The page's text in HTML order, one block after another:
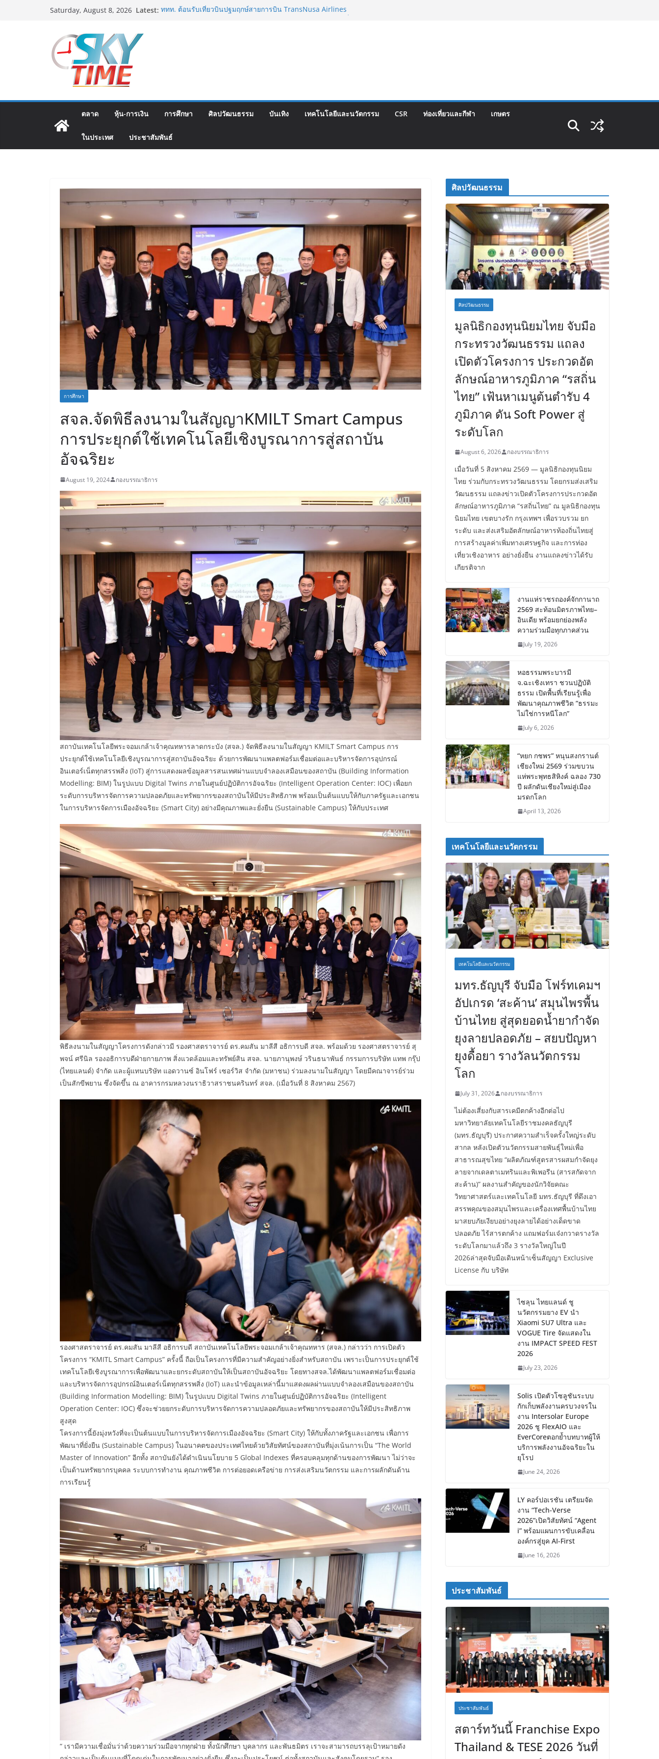
Saturday, August 8, 2026 Latest: ททท. ต้อนรับเที่ยวบินปฐมฤกษ์สายการบิน TransNusa Airlines
นริส”แนะเพิ่มไฟท์แฟ็กซ์ เว็บรับรองสถิติมวย หลัง บล็อกเล็ก ผิด
พลาด
ททท. เดินหน้ารุกตลาด Corporate Travel ดึงเอเย่นต์กว่า 52
สู่จุดหมายปลายทางคุณภาพ
ตลาด หุ้น-การเงิน การศึกษา ศิลปวัฒนธรรม บันเทิง เทคโนโลยีและนวัตกรรม CSR ท่องเที่ยวและกีฬา เกษตร
ในประเทศ ประชาสัมพันธ์
การศึกษา
สจล.จัดพิธีลงนามในสัญญาKMILT Smart Campus
การประยุกต์ใช้เทคโนโลยีเชิงบูรณาการสู่สถาบัน
อัจฉริยะ
August 19, 2024 กองบรรณาธิการ
สถาบันเทคโนโลยีพระจอมเกล้าเจ้าคุณทหารลาดกระบัง (สจล.) จัดพิธีลงนามในสัญญา KMILT Smart Campus การ
ประยุกต์ใช้เทคโนโลยีเชิงบูรณาการสู่สถาบันอัจฉริยะ ด้วยการพัฒนาแพลตฟอร์มเชื่อมต่อและบริหารจัดการอุปกรณ์
อินเตอร์เน็ตทุกสรรพสิ่ง (IoT) สู่การแสดงผลข้อมูลสารสนเทศผ่านแบบจำลองเสมือนของสถาบัน (Building Information
Modelling: BIM) ในรูปแบบ Digital Twins ภายในศูนย์ปฏิบัติการอัจฉริยะ (Intelligent Operation Center: IOC) เพื่อยก
ระดับการบริหารจัดการความปลอดภัยและทรัพยากรของสถาบันให้มีประสิทธิภาพ พร้อมเป็นต้นแบบให้กับภาครัฐและเอกชน
ในการบริหารจัดการเมืองอัจฉริยะ (Smart City) อย่างมีคุณภาพและยั่งยืน (Sustainable Campus) ให้กับประเทศ
พิธีลงนามในสัญญาโครงการดังกล่าวมี รองศาสตราจารย์ ดร.คมสัน มาลีสี อธิการบดี สจล. พร้อมด้วย รองศาสตราจารย์ สุ
พจน์ ศรีนิล รองอธิการบดีฝ่ายกายภาพ สิ่งแวดล้อมและทรัพย์สิน สจล. นายภานุพงษ์ วรินธนาพันธ์ กรรมการบริษัท แทพ กรุ๊ป
(ไทยแลนด์) จำกัด และผู้แทนบริษัท แอดวานซ์ อินโฟร์ เซอร์วิส จำกัด (มหาชน) ร่วมลงนามในสัญญา โดยมีคณาจารย์ร่วม
เป็นสักขีพยาน ซึ่งจัดขึ้น ณ อาคารกรมหลวงนราธิวาสราชนครินทร์ สจล. (เมื่อวันที่ 8 สิงหาคม 2567)
รองศาสตราจารย์ ดร.คมสัน มาลีสี อธิการบดี สถาบันเทคโนโลยีพระจอมเกล้าเจ้าคุณทหาร (สจล.) กล่าวว่า การเปิดตัว
โครงการ “KMITL Smart Campus” ครั้งนี้ ถือเป็นโครงการที่มีความสำคัญอย่างยิ่งสำหรับสถาบัน เพราะเป็นการประยุกต์ใช้
เทคโนโลยีเชิงบูรณาการเพื่อพัฒนาและยกระดับสถาบันให้เป็นสถาบันอัจฉริยะ โดยทางสจล.ได้พัฒนาแพลตฟอร์มเชื่อมต่อ
และบริหารจัดการอุปกรณ์อินเตอร์เน็ตทุกสรรพสิ่ง (IoT) และนำข้อมูลเหล่านี้มาแสดงผลผ่านแบบจำลองเสมือนของสถาบัน
(Building Information Modelling: BIM) ในรูปแบบ Digital Twins ภายในศูนย์ปฏิบัติการอัจฉริยะ (Intelligent
Operation Center: IOC) ซึ่งจะช่วยยกระดับการบริหารจัดการความปลอดภัยและทรัพยากรของสถาบันให้มีประสิทธิภาพ
สูงสุด
โครงการนี้ยังมุ่งหวังที่จะเป็นต้นแบบในการบริหารจัดการเมืองอัจฉริยะ (Smart City) ให้กับทั้งภาครัฐและเอกชน เพื่อการ
พัฒนาที่ยั่งยืน (Sustainable Campus) ในอนาคตของประเทศไทยด้วยวิสัยทัศน์ของสถาบันที่มุ่งเน้นการเป็น “The World
Master of Innovation” อีกทั้ง สถาบันยังได้ดำเนินนโยบาย 5 Global Indexes ที่ครอบคลุมทุกด้านของการพัฒนา ไม่ว่าจะ
เป็นด้านทรัพยากรบุคคล ระบบการทำงาน คุณภาพชีวิต การต่อยอดเครือข่าย การส่งเสริมนวัตกรรม และการผลักดันด้าน
การเรียนรู้
“ เรามีความเชื่อมั่นว่าด้วยความร่วมมือจากทุกฝ่าย ทั้งนักศึกษา บุคลากร และพันธมิตร เราจะสามารถบรรลุเป้าหมายดัง
ศิลปวัฒนธรรม
ศิลปวัฒนธรรม
มูลนิธิกองทุนนิยมไทย จับมือ
กระทรวงวัฒนธรรม แถลง
เปิดตัวโครงการ ประกวดอัต
ลักษณ์อาหารภูมิภาค “รสถิ่น
ไทย” เฟ้นหาเมนูต้นตำรับ 4
ภูมิภาค ดัน Soft Power สู่
ระดับโลก
August 6, 2026 กองบรรณาธิการ
เมื่อวันที่ 5 สิงหาคม 2569 — มูลนิธิกองทุนนิยม
ไทย ร่วมกับกระทรวงวัฒนธรรม โดยกรมส่งเสริม
วัฒนธรรม แถลงข่าวเปิดตัวโครงการประกวดอัต
ลักษณ์อาหารภูมิภาค “รสถิ่นไทย” ณ มูลนิธิกองทุน
นิยมไทย เขตบางรัก กรุงเทพฯ เพื่อรวบรวม ยก
ระดับ และส่งเสริมอัตลักษณ์อาหารท้องถิ่นไทยสู่
การสร้างมูลค่าเพิ่มทางเศรษฐกิจ และการท่อง
เที่ยวเชิงอาหาร อย่างยั่งยืน งานแถลงข่าวได้รับ
เกียรติจาก
งานแห่ราชรถองค์จักกานาถ
2569 สะท้อนมิตรภาพไทย–
อินเดีย พร้อมยกย่องพลัง
ความร่วมมือทุกภาคส่วน
July 19, 2026
หอธรรมพระบารมี
จ.ฉะเชิงเทรา ชวนปฏิบัติ
ธรรม เปิดพื้นที่เรียนรู้เพื่อ
พัฒนาคุณภาพชีวิต “ธรรมะ
ไม่ใช่การหนีโลก”
July 6, 2026
“หยก กชพร” หนุนสงกรานต์
เชียงใหม่ 2569 ร่วมขบวน
แห่พระพุทธสิหิงค์ ฉลอง 730
ปี ผลักดันเชียงใหม่สู่เมือง
มรดกโลก
April 13, 2026
เทคโนโลยีและนวัตกรรม
เทคโนโลยีและนวัตกรรม
มทร.ธัญบุรี จับมือ โฟร์ทเคมฯ
อัปเกรด ‘สะค้าน’ สมุนไพรพื้น
บ้านไทย สู่สุดยอดน้ำยากำจัด
ยุงลายปลอดภัย – สยบปัญหา
ยุงดื้อยา รางวัลนวัตกรรม
โลก
July 31, 2026 กองบรรณาธิการ
ไม่ต้องเสี่ยงกับสารเคมีตกค้างอีกต่อไป
มหาวิทยาลัยเทคโนโลยีราชมงคลธัญบุรี
(มทร.ธัญบุรี) ประกาศความสำเร็จครั้งใหญ่ระดับ
สากล หลังเปิดตัวนวัตกรรมสายพันธุ์ใหม่เพื่อ
สาธารณสุขไทย “ผลิตภัณฑ์สูตรสารผสมกำจัดยุง
ลายจากเดลตาเมทรินและพิเพอรีน (สารสกัดจาก
สะค้าน)” ผลงานสำคัญของนักวิจัยคณะ
วิทยาศาสตร์และเทคโนโลยี มทร.ธัญบุรี ที่ดึงเอา
สรรพคุณของสมุนไพรและเครื่องเทศพื้นบ้านไทย
มาสยบภัยเงียบอย่างยุงลายได้อย่างเด็ดขาด
ปลอดภัย ไร้สารตกค้าง แถมฟอร์มเจ๋งกวาดรางวัล
ระดับโลกมาแล้วถึง 3 รางวัลใหญ่ในปี
2026ล่าสุดจับมือเดินหน้าเซ็นสัญญา Exclusive
License กับ บริษัท
ไซลุน ไทยแลนด์ ชู
นวัตกรรมยาง EV นำ
Xiaomi SU7 Ultra และ
VOGUE Tire จัดแสดงใน
งาน IMPACT SPEED FEST
2026
July 23, 2026
Solis เปิดตัวโซลูชันระบบ
กักเก็บพลังงานครบวงจรใน
งาน Intersolar Europe
2026 ชู FlexAIO และ
EverCoreตอกย้ำบทบาทผู้ให้
บริการพลังงานอัจฉริยะใน
ยุโรป
June 24, 2026
LY คอร์ปอเรชัน เตรียมจัด
งาน “Tech-Verse
2026”เปิดวิสัยทัศน์ “Agent
i” พร้อมแผนการขับเคลื่อน
องค์กรสู่ยุค AI-First
June 16, 2026
ประชาสัมพันธ์
ประชาสัมพันธ์
สตาร์ทวันนี้ Franchise Expo
Thailand & TESE 2026 วันที่